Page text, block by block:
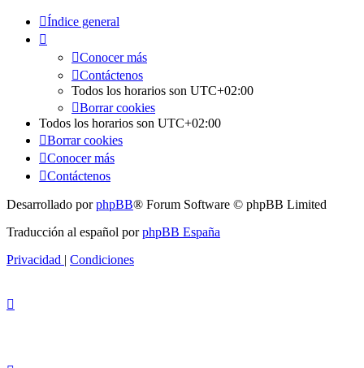
Índice general
Conocer más
Contáctenos
Todos los horarios son UTC+02:00
Borrar cookies
Todos los horarios son UTC+02:00
Borrar cookies
Conocer más
Contáctenos
Desarrollado porphpBB® Forum Software © phpBB Limited
Traducción al español porphpBB España
Privacidad | Condiciones